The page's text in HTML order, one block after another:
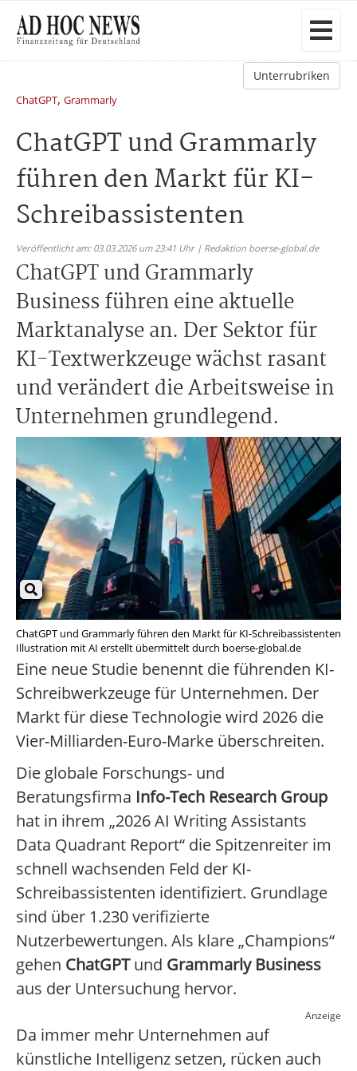
Unterrubriken
ChatGPT, Grammarly
ChatGPT und Grammarly
führen den Markt für KI-
Schreibassistenten
Veröffentlicht am: 03.03.2026 um 23:41 Uhr | Redaktion boerse-global.de
ChatGPT und Grammarly
Business führen eine aktuelle
Marktanalyse an. Der Sektor für
KI-Textwerkzeuge wächst rasant
und verändert die Arbeitsweise in
Unternehmen grundlegend.
ChatGPT und Grammarly führen den Markt für KI-Schreibassistenten
Illustration mit AI erstellt übermittelt durch boerse-global.de
Eine neue Studie benennt die führenden KI-
Schreibwerkzeuge für Unternehmen. Der
Markt für diese Technologie wird 2026 die
Vier-Milliarden-Euro-Marke überschreiten.
Die globale Forschungs- und
Beratungsfirma Info-Tech Research Group
hat in ihrem „2026 AI Writing Assistants
Data Quadrant Report“ die Spitzenreiter im
schnell wachsenden Feld der KI-
Schreibassistenten identifiziert. Grundlage
sind über 1.230 verifizierte
Nutzerbewertungen. Als klare „Champions“
gehen ChatGPTund Grammarly Business
aus der Untersuchung hervor.
Anzeige
Da immer mehr Unternehmen auf
künstliche Intelligenz setzen, rücken auch